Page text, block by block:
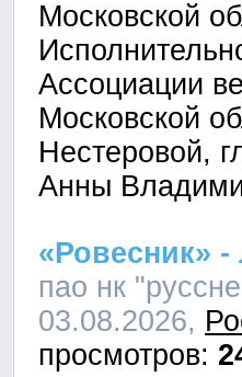
Московской
Ассоциации
Московской
Нестеровой,
Анны
«Ровесник» -
пао нк
03.08.2026,